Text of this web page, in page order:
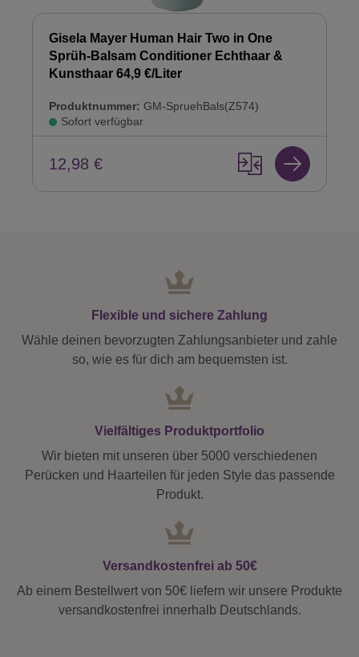
Gisela Mayer Human Hair Two in One
Sprüh-Balsam Conditioner Echthaar &
Kunsthaar 64,9 €/Liter
Produktnummer: GM-SpruehBals(Z574)
Sofort verfügbar
12,98 €
Flexible und sichere Zahlung
Wähle deinen bevorzugten Zahlungsanbieter und zahle
so, wie es für dich am bequemsten ist.
Vielfältiges Produktportfolio
Wir bieten mit unseren über 5000 verschiedenen
Perücken und Haarteilen für jeden Style das passende
Produkt.
Versandkostenfrei ab 50€
Ab einem Bestellwert von 50€ liefern wir unsere Produkte
versandkostenfrei innerhalb Deutschlands.